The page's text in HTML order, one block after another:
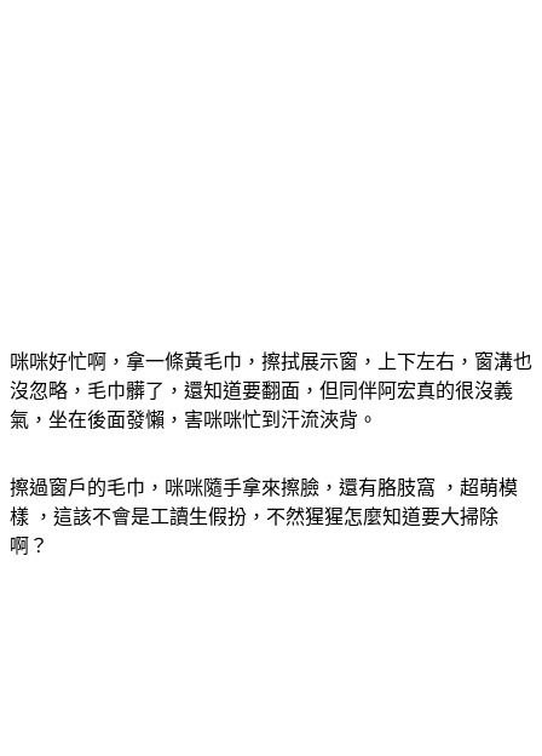
咪咪好忙啊，拿一條黃毛巾，擦拭展示窗，上下左右，窗溝也
沒忽略，毛巾髒了，還知道要翻面，但同伴阿宏真的很沒義
氣，坐在後面發懶，害咪咪忙到汗流浹背。
擦過窗戶的毛巾，咪咪隨手拿來擦臉，還有胳肢窩 ，超萌模
樣 ，這該不會是工讀生假扮，不然猩猩怎麼知道要大掃除
啊？